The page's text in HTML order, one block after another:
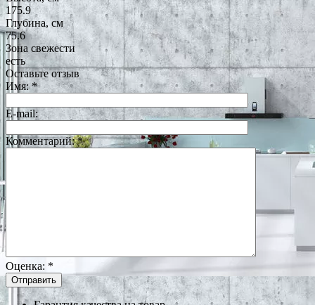
175.9
Глубина, см
75.6
Зона свежести
есть
Оставьте отзыв
Имя:*
E-mail:
Комментарий:*
Оценка: *